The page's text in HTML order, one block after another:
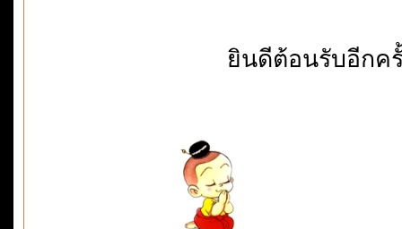
ยินดีต้อนรับอีกค